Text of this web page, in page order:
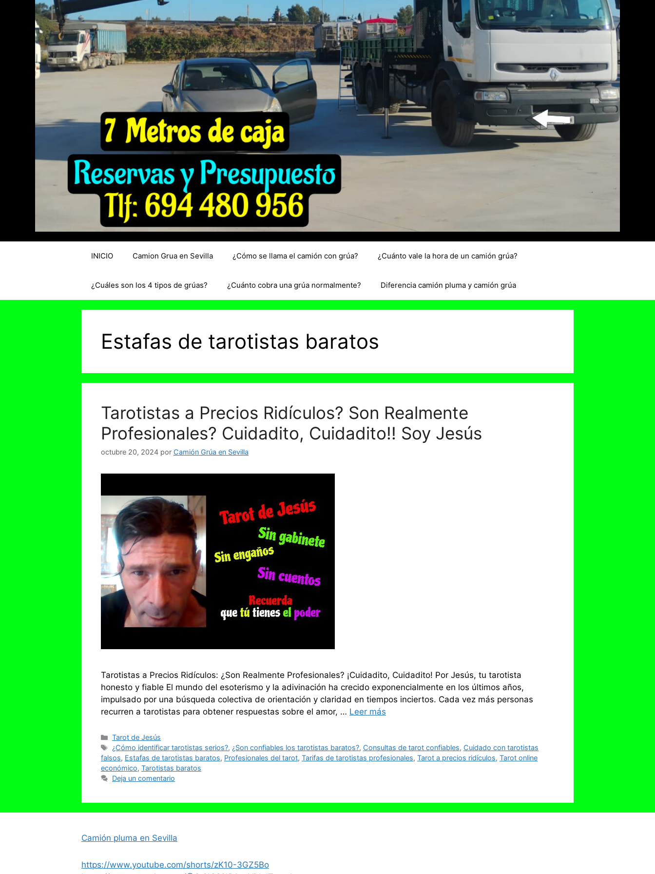
INICIO Camion Grua en Sevilla ¿Cómo se llama el camión con grúa? ¿Cuánto vale la hora de un camión grúa?
¿Cuáles son los 4 tipos de grúas? ¿Cuánto cobra una grúa normalmente? Diferencia camión pluma y camión grúa
Estafas de tarotistas baratos
Tarotistas a Precios Ridículos? Son Realmente
Profesionales? Cuidadito, Cuidadito!! Soy Jesús
octubre 20, 2024 por Camión Grúa en Sevilla
Tarotistas a Precios Ridículos: ¿Son Realmente Profesionales? ¡Cuidadito, Cuidadito! Por Jesús, tu tarotista
honesto y fiable El mundo del esoterismo y la adivinación ha crecido exponencialmente en los últimos años,
impulsado por una búsqueda colectiva de orientación y claridad en tiempos inciertos. Cada vez más personas
recurren a tarotistas para obtener respuestas sobre el amor, … Leer más
Categorías
Tarot de Jesús
Etiquetas
¿Cómo identificar tarotistas serios?, ¿Son confiables los tarotistas baratos?, Consultas de tarot confiables, Cuidado con tarotistas
falsos, Estafas de tarotistas baratos, Profesionales del tarot, Tarifas de tarotistas profesionales, Tarot a precios ridículos, Tarot online
económico, Tarotistas baratos
Deja un comentario
Camión pluma en Sevilla
https://www.youtube.com/shorts/zK10-3GZ5Bo